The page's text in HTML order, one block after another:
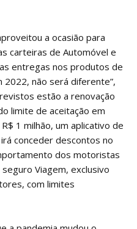
a ocasião para
carteiras de Automóvel e
entregas nos produtos de
não será diferente”,
estão a renovação
limite de aceitação em
1 milhão, um aplicativo de
conceder descontos no
dos motoristas
Viagem, exclusivo
com limites